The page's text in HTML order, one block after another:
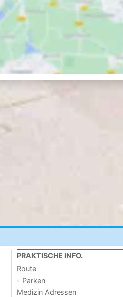
PRAKTISCHE INFO.
Route
- Parken
Medizin Adressen